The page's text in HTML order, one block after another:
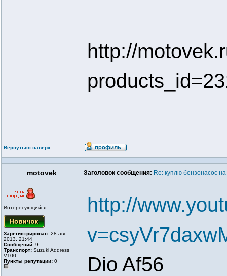
http://
Вернуться наверх
motovek Заголовок сообщения: Re: куплю бензонасос
Интересующийся
Зарегистрирован: 28 авг
2013, 21:44
Сообщений: 9
Транспорт: Suzuki Address
V100
Пункты репутации: 0
http://
Dio Af56